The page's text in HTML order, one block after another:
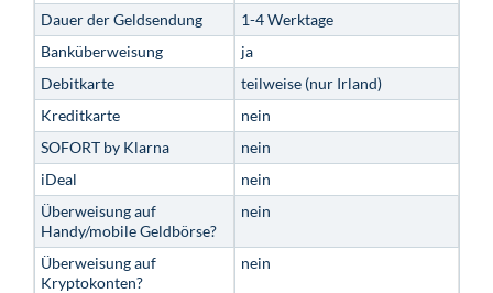
Dauer der Geldsendung
1-4 Werktage
Banküberweisung
ja
Debitkarte
teilweise (nur Irland)
Kreditkarte
nein
SOFORT by Klarna
nein
iDeal
nein
Überweisung auf
Handy/mobile Geldbörse?
nein
Überweisung auf
Kryptokonten?
nein